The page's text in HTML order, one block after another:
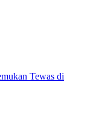
Tewas di